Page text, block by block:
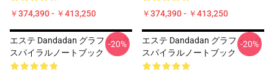
￥374,390 - ￥413,250 ￥374,390 - ￥413,250
エステ Dandadan グラフィック
スパイラルノートブック
-20%
エステ Dandadan グラフィック
スパイラルノートブック
-20%